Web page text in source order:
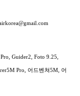
Guider2, Foto 9.25,
Pro, 어드벤쳐5M, 어